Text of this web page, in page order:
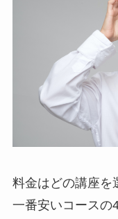
料金はどの講座を
一番安いコースの